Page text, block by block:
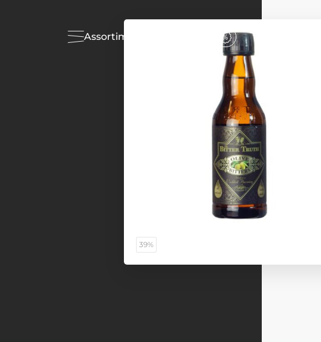
Assortiment
39%